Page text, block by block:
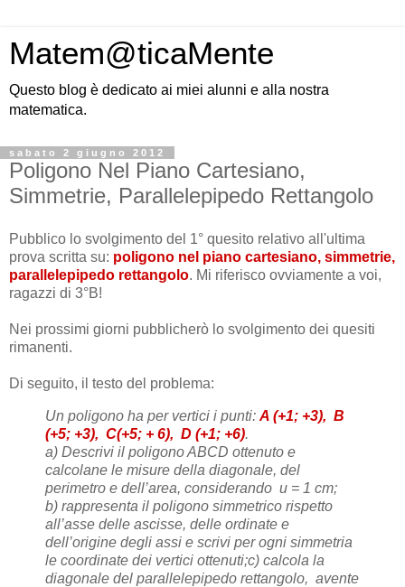
Matem@ticaMente
Questo blog è dedicato ai miei alunni e alla nostra
matematica.
sabato 2 giugno 2012
Poligono Nel Piano Cartesiano,
Simmetrie, Parallelepipedo Rettangolo
Pubblico lo svolgimento del 1° quesito relativo all'ultima
prova scritta su: poligono nel piano cartesiano, simmetrie,
parallelepipedo rettangolo. Mi riferisco ovviamente a voi,
ragazzi di 3°B!
Nei prossimi giorni pubblicherò lo svolgimento dei quesiti
rimanenti.
Di seguito, il testo del problema:
Un poligono ha per vertici i punti: A (+1; +3), B
(+5; +3), C(+5; + 6), D (+1; +6).
a) Descrivi il poligono ABCD ottenuto e
calcolane le misure della diagonale, del
perimetro e dell’area, considerando u = 1 cm;
b) rappresenta il poligono simmetrico rispetto
all’asse delle ascisse, delle ordinate e
dell’origine degli assi e scrivi per ogni simmetria
le coordinate dei vertici ottenuti;c) calcola la
diagonale del parallelepipedo rettangolo, avente